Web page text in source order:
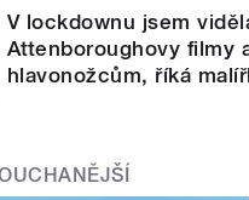
V lockdownu jsem
Attenboroughovy filmy
hlavonožcům, říká